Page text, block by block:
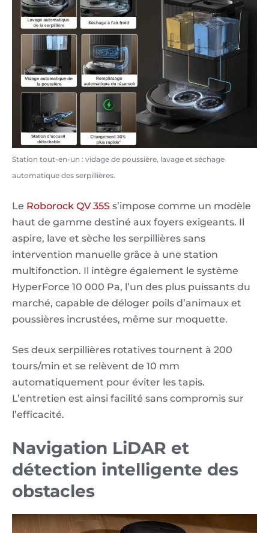
Station tout-en-un : vidage de poussière, lavage et séchage
automatique des serpillières.
Le Roborock QV 35S s’impose comme un modèle
haut de gamme destiné aux foyers exigeants. Il
aspire, lave et sèche les serpillières sans
intervention manuelle grâce à une station
multifonction. Il intègre également le système
HyperForce 10 000 Pa, l’un des plus puissants du
marché, capable de déloger poils d’animaux et
poussières incrustées, même sur moquette.
Ses deux serpillières rotatives tournent à 200
tours/min et se relèvent de 10 mm
automatiquement pour éviter les tapis.
L’entretien est ainsi facilité sans compromis sur
l’efficacité.
Navigation LiDAR et
détection intelligente des
obstacles